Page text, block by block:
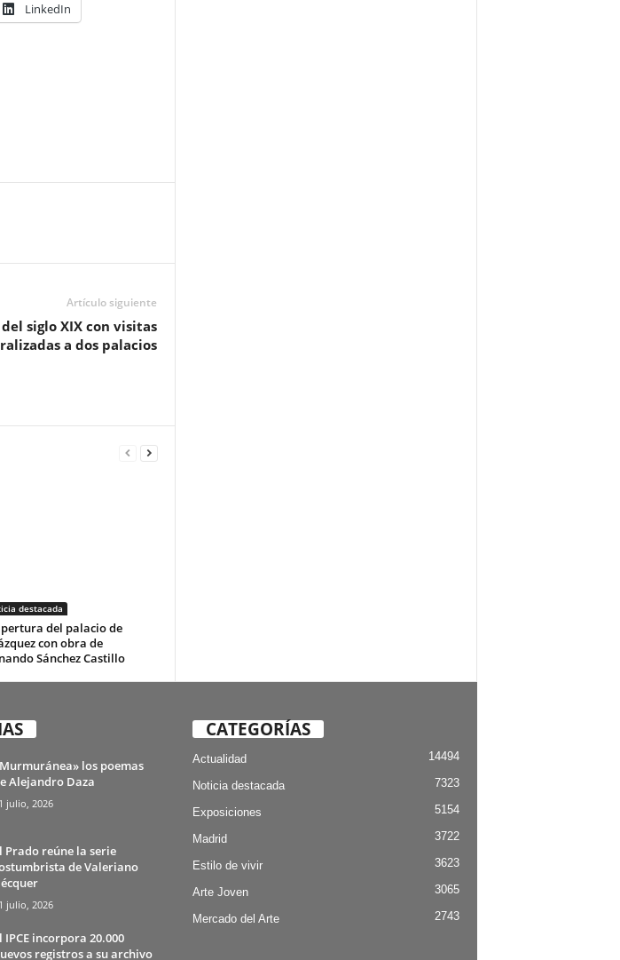
LinkedIn
Artículo siguiente
siglo XIX con visitas
a dos palacios
destacada
del palacio de
con obra de
Sánchez Castillo
los poemas
Alejandro Daza
julio, 2026
Prado reúne la serie
de Valeriano
julio, 2026
IPCE incorpora 20.000
registros a su archivo
CATEGORÍAS
Actualidad 14494
Noticia destacada 7323
Exposiciones 5154
Madrid 3722
Estilo de vivir 3623
Arte Joven 3065
Mercado del Arte 2743